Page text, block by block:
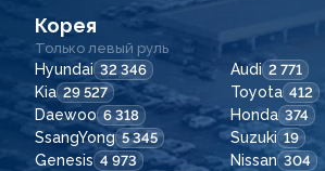
Корея
Только левый руль
Hyundai 32 346 Audi 2 771
Kia 29 527 Toyota 412
Daewoo 6 318 Honda 374
SsangYong 5 345 Suzuki 19
Genesis 4 973 Nissan 304